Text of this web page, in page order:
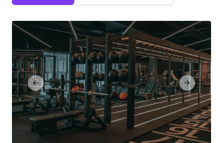
Previous slide Next slide